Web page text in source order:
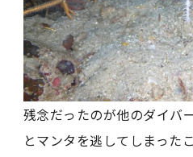
残念だったのが他のダイバ
とマンタを逃してしまった